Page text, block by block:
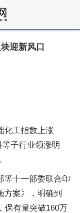
迎新风口
化工指数上涨
子行业领涨明
等十一部委联合印
方案》，明确到
保有量突破160万